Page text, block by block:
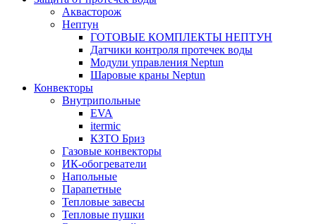
Аквасторож
Нептун
ГОТОВЫЕ КОМПЛЕКТЫ НЕПТУН
Датчики контроля протечек воды
Модули управления Neptun
Шаровые краны Neptun
Конвекторы
Внутрипольные
EVA
itermic
КЗТО Бриз
Газовые конвекторы
ИК-обогреватели
Напольные
Парапетные
Тепловые завесы
Тепловые пушки